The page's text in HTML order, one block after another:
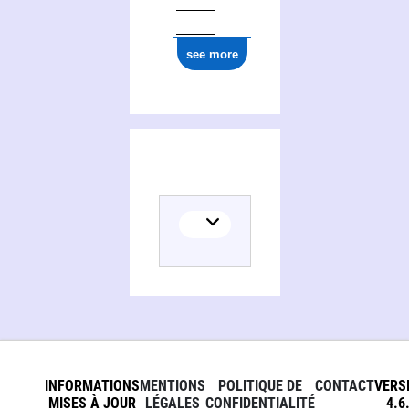
see more
INFORMATIONS
MISES À JOUR
MENTIONS
LÉGALES
POLITIQUE DE
CONFIDENTIALITÉ
CONTACT